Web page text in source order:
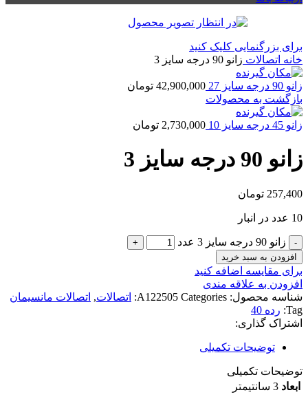
برای بزرگنمایی کلیک کنید
خانه اتصالات زانو 90 درجه سایز 3
زانو 90 درجه سایز 27 42,900,000 تومان
بازگشت به محصولات
زانو 45 درجه سایز 10 2,730,000 تومان
زانو 90 درجه سایز 3
257,400 تومان
10 عدد در انبار
زانو 90 درجه سایز 3 عدد
افزودن به سبد خرید
برای مقایسه اضافه کنید
افزودن به علاقه مندی
شناسه محصول:
A122505 Categories: اتصالات, اتصالات مانسیمان
Tag: رده 40
اشتراک گذاری:
توضیحات تکمیلی
توضیحات تکمیلی
ابعاد 3 سانتیمتر